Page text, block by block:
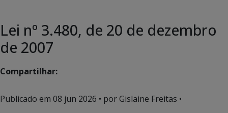
Lei nº 3.480, de 20 de dezembro
de 2007
Compartilhar:
Publicado em 08 jun 2026 • por Gislaine Freitas •